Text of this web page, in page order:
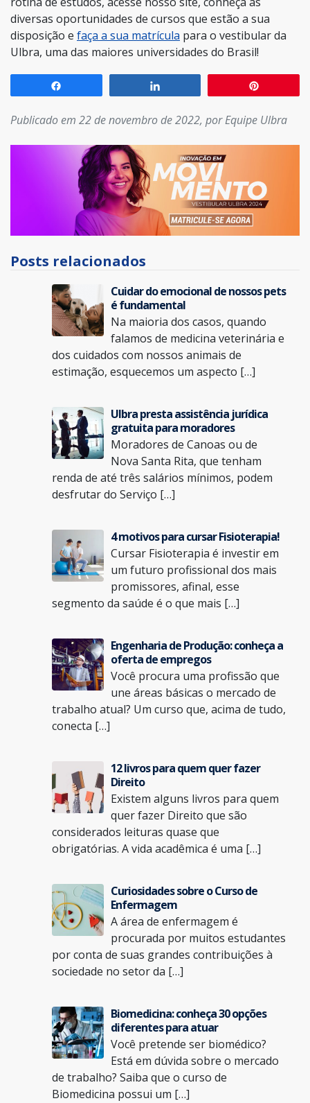
diversas oportunidades de cursos que estão a sua
disposição e faça a sua matrícula para o vestibular da
Ulbra, uma das maiores universidades do Brasil!
Publicado em 22 de novembro de 2022, por Equipe Ulbra
Posts relacionados
Cuidar do emocional de nossos pets
é fundamental
Na maioria dos casos, quando
falamos de medicina veterinária e
dos cuidados com nossos animais de
estimação, esquecemos um aspecto […]
Ulbra presta assistência jurídica
gratuita para moradores
Moradores de Canoas ou de
Nova Santa Rita, que tenham
renda de até três salários mínimos, podem
desfrutar do Serviço […]
4 motivos para cursar Fisioterapia!
Cursar Fisioterapia é investir em
um futuro profissional dos mais
promissores, afinal, esse
segmento da saúde é o que mais […]
Engenharia de Produção: conheça a
oferta de empregos
Você procura uma profissão que
une áreas básicas o mercado de
trabalho atual? Um curso que, acima de tudo,
conecta […]
12 livros para quem quer fazer
Direito
Existem alguns livros para quem
quer fazer Direito que são
considerados leituras quase que
obrigatórias. A vida acadêmica é uma […]
Curiosidades sobre o Curso de
Enfermagem
A área de enfermagem é
procurada por muitos estudantes
por conta de suas grandes contribuições à
sociedade no setor da […]
Biomedicina: conheça 30 opções
diferentes para atuar
Você pretende ser biomédico?
Está em dúvida sobre o mercado
de trabalho? Saiba que o curso de
Biomedicina possui um […]